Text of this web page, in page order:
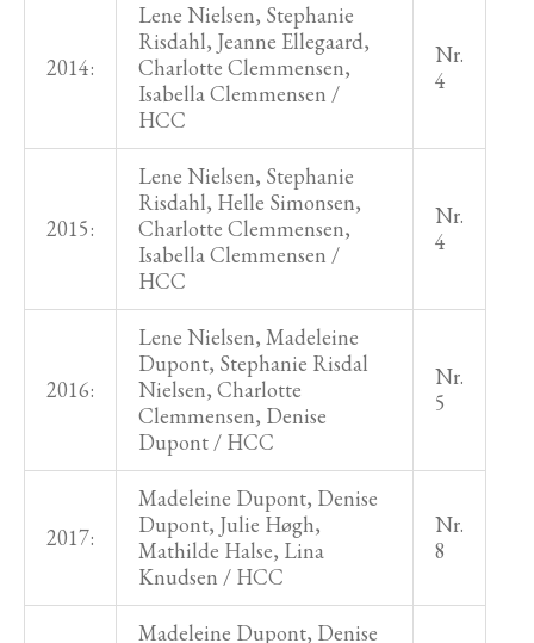
2014:
Lene Nielsen, Stephanie
Risdahl, Jeanne Ellegaard,
Charlotte Clemmensen,
Isabella Clemmensen /
HCC
Nr.
4
2015:
Lene Nielsen, Stephanie
Risdahl, Helle Simonsen,
Charlotte Clemmensen,
Isabella Clemmensen /
HCC
Nr.
4
2016:
Lene Nielsen, Madeleine
Dupont, Stephanie Risdal
Nielsen, Charlotte
Clemmensen, Denise
Dupont / HCC
Nr.
5
2017:
Madeleine Dupont, Denise
Dupont, Julie Høgh,
Mathilde Halse, Lina
Knudsen / HCC
Nr.
8
Madeleine Dupont, Denise